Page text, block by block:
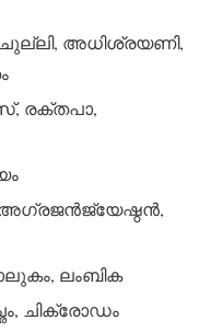
ചുല്ലി, അധിശ്രയണി,
രക്തപാ,
അഗ്രജന്‍ജ്യേഷ്ഠന്‍,
ലംബിക
ചിക്രോഡം